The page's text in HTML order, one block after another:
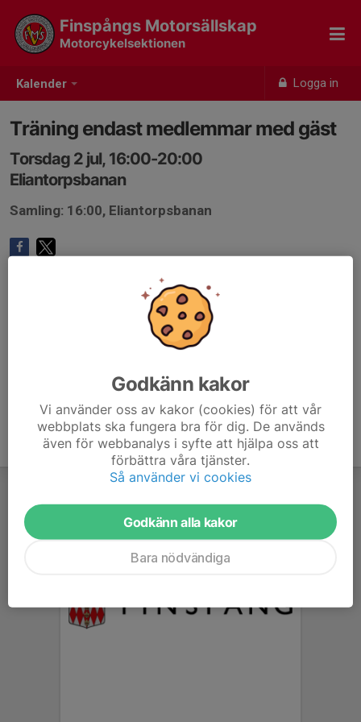
Kalender Logga in
Finspångs Motorsällskap
Motorcykelsektionen
Träning endast medlemmar med gäst
Torsdag 2 jul, 16:00-20:00
Eliantorpsbanan
Samling: 16:00, Eliantorpsbanan
Godkänn kakor
Vi använder oss av kakor (cookies) för att vår
webbplats ska fungera bra för dig. De används
även för webbanalys i syfte att hjälpa oss att
förbättra våra tjänster.
Så använder vi cookies
Godkänn alla kakor
Bara nödvändiga